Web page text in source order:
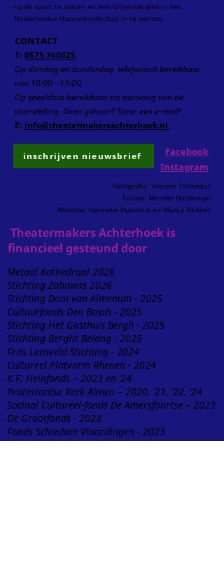
op de kaart te zetten en een blijvende plek in het
Nederlandse theaterlandschap in te nemen.
CONTACT
T: 0575 760025
Op dinsdag en donderdag telefonischbereikbaar
van 10:00 - 15:00.
Op speeldata bereikbaar tot aanvang van de
voorstelling. Geen gehoor? Stuur een e-mail!
E: info@theatermakersachterhoek.nl
Facebook
Instagram
inschrijven nieuwsbrief
Fotografie: Vincent Tollenaar
Trailer: Mendel Hardeman
Website: Hanneke Huurnink en Manja Bedner
Theatermakers Achterhoek is
financieel gesteund door
Metaal Kathedraal 2026
Stichting Zabawas 2026
Stichting Dom van Almenum - 2025
Cultuurfonds Den Bosch - 2025
Stichting Het Gasthuis Bergh - 2025
Stichting Berghs Belang - 2025
Frits Lensveld Stichting - 2024
Cultureel Platvorm Rhenen - 2024
K.F. Heinfonds – 2023 en ‘24
Protestantse Kerk Almen – 2020, ’21, ’22, ‘24
Sociaal Cultureel-fonds De Amersfoortse – 2023
De Grootfonds - 2023
Fonds Schiedam Vlaardingen - 2023